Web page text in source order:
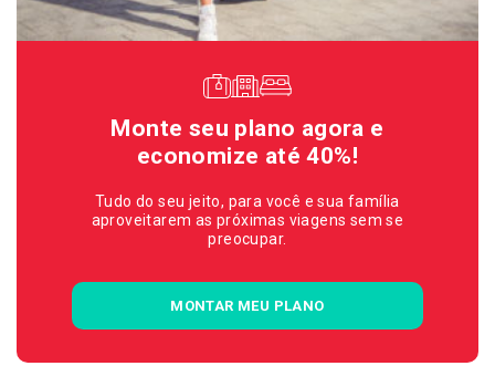
Monte seu plano agora e
economize até 40%!
Tudo do seu jeito, para você e sua família
aproveitarem as próximas viagens sem se
preocupar.
MONTAR MEU PLANO